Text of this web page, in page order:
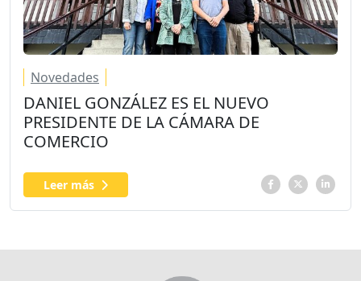
Novedades
DANIEL GONZÁLEZ ES EL NUEVO
PRESIDENTE DE LA CÁMARA DE
COMERCIO
Leer más